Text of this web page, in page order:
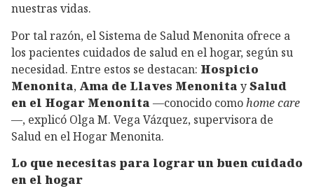
nuestras vidas.
Por tal razón, el Sistema de Salud Menonita ofrece a
los pacientes cuidados de salud en el hogar, según su
necesidad. Entre estos se destacan: Hospicio
Menonita, Ama de Llaves Menonita ySalud
en el Hogar Menonita —conocido comohome care
—, explicó Olga M. Vega Vázquez, supervisora de
Salud en el Hogar Menonita.
Lo que necesitas para lograr un buen cuidado
en el hogar